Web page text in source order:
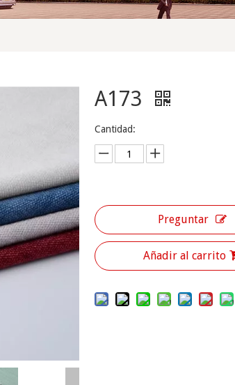
A173
Cantidad:
Preguntar
Añadir al carrito